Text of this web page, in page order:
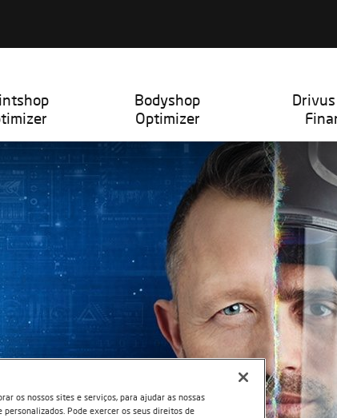
Bodyshop
Optimizer
os nossos sites e serviços, para ajudar as nossas
Pode exercer os seus direitos de